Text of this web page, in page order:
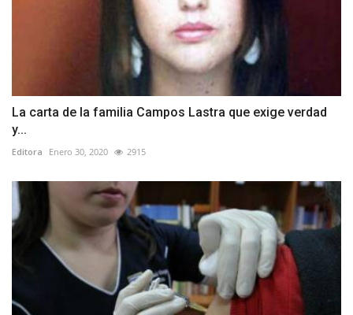
La carta de la familia Campos Lastra que exige verdad
y...
Editora Enero 30, 2020 2915